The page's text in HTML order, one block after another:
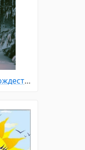
Праздники - С Рождеством